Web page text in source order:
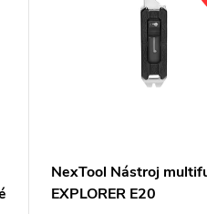
NexTool Nástroj
EXPLORER E20